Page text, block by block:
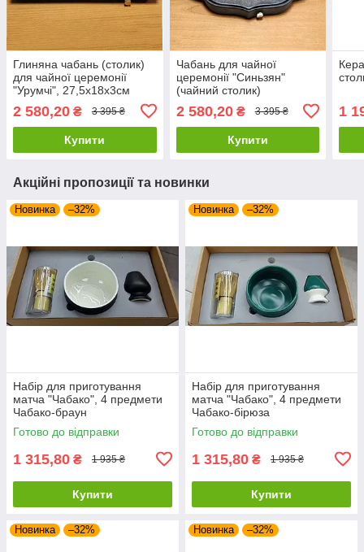
Глиняна чабань (столик)
для чайної церемонії
"Урумчі", 27,5х18х3см
2 580,20 ₴ 3 395 ₴
Купити
Чабань для чайної
церемонії "Синьзян"
(чайний столик)
2 580,20₴ 3 395 ₴
Купити
1
Акційні пропозиції та новинки
Новинка –32%
Набір для приготування
матча "Чабако", 4 предмети
Чабако-браун
Готово до відправки
1 315,80 ₴ 1 935 ₴
Купити
Новинка –32%
Набір для приготування
матча "Чабако", 4 предмети
Чабако-бірюза
Готово до відправки
1 315,80 ₴ 1 935 ₴
Купити
Новинка –32% Новинка –32%